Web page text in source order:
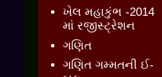
ખેલ મહાકુંભ -2014
માં રજીસ્ટ્રેશન
ગણિત
ગણિત ગમ્મતની ઈ-